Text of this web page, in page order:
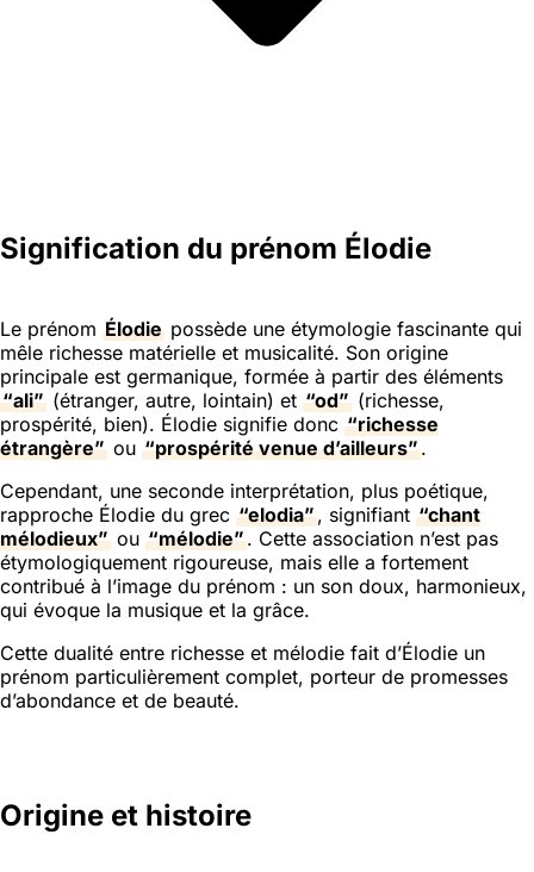
Signification du prénom Élodie
Le prénom Élodie possède une étymologie fascinante qui
mêle richesse matérielle et musicalité. Son origine
principale est germanique, formée à partir des éléments
“ali” (étranger, autre, lointain) et “od” (richesse,
prospérité, bien). Élodie signifie donc “richesse
étrangère” ou “prospérité venue d’ailleurs”.
Cependant, une seconde interprétation, plus poétique,
rapproche Élodie du grec “elodia”, signifiant “chant
mélodieux” ou “mélodie”. Cette association n’est pas
étymologiquement rigoureuse, mais elle a fortement
contribué à l’image du prénom : un son doux, harmonieux,
qui évoque la musique et la grâce.
Cette dualité entre richesse et mélodie fait d’Élodie un
prénom particulièrement complet, porteur de promesses
d’abondance et de beauté.
Origine et histoire